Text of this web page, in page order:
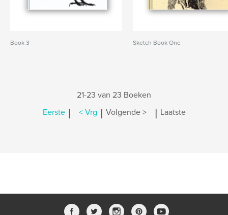
Book 3 Sketch Book One
21-23 van 23 Boeken
Eerste | < Vrg | Volgende > | Laatste